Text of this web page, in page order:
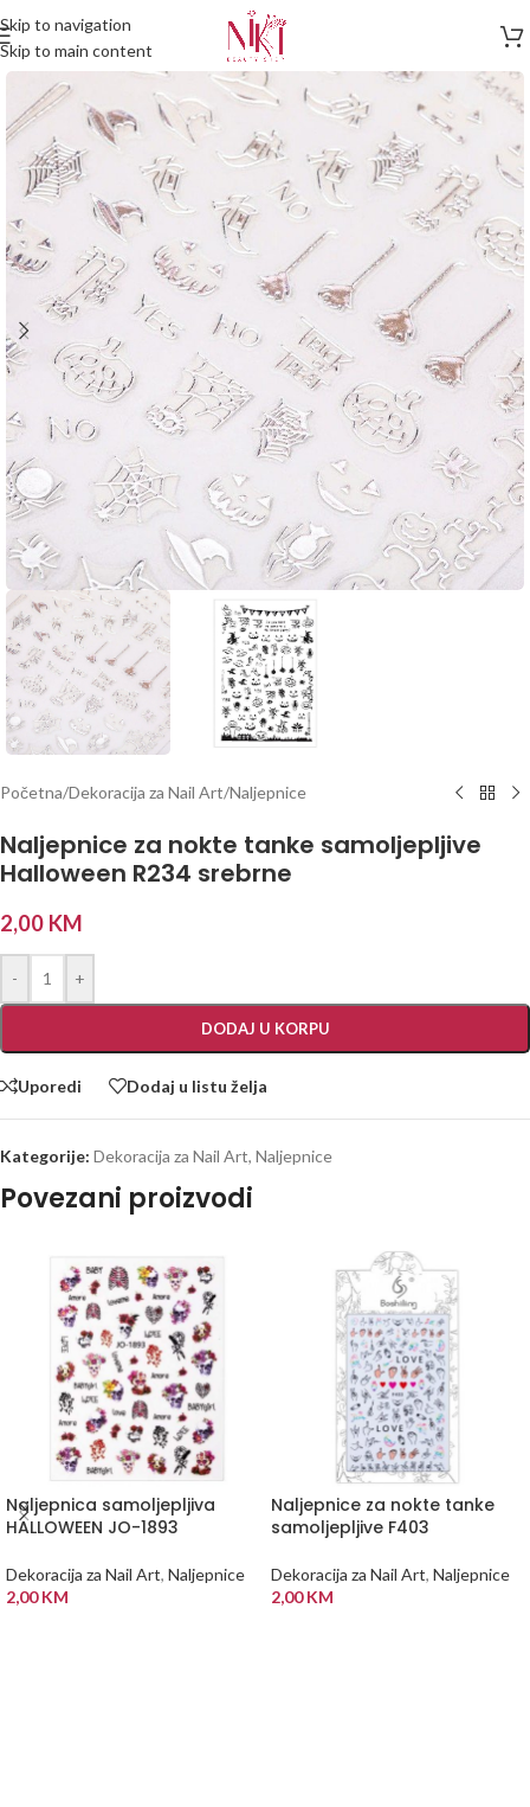
Skip to navigation
Skip to main content
Početna/Dekoracija za Nail Art/Naljepnice
Naljepnice za nokte tanke samoljepljive
Halloween R234 srebrne
2,00 KM
- +
DODAJ U KORPU
Uporedi Dodaj u listu želja
Kategorije: Dekoracija za Nail Art, Naljepnice
Povezani proizvodi
Naljepnica samoljepljiva
HALLOWEEN JO-1893
Dekoracija za Nail Art, Naljepnice
2,00KM
Naljepnice za nokte tanke
samoljepljive F403
Dekoracija za Nail Art, Naljepnice
2,00KM